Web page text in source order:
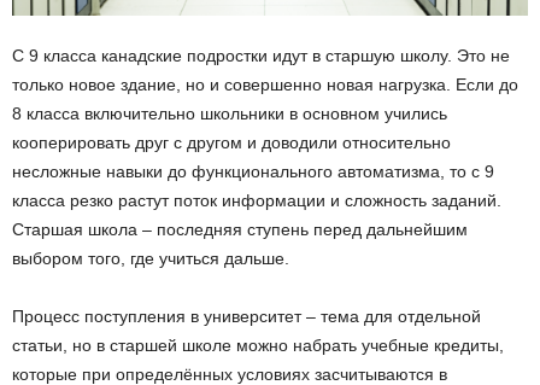
С 9 класса канадские подростки идут в старшую школу. Это не
только новое здание, но и совершенно новая нагрузка. Если до
8 класса включительно школьники в основном учились
кооперировать друг с другом и доводили относительно
несложные навыки до функционального автоматизма, то с 9
класса резко растут поток информации и сложность заданий.
Старшая школа – последняя ступень перед дальнейшим
выбором того, где учиться дальше.
Процесс поступления в университет – тема для отдельной
статьи, но в старшей школе можно набрать учебные кредиты,
которые при определённых условиях засчитываются в